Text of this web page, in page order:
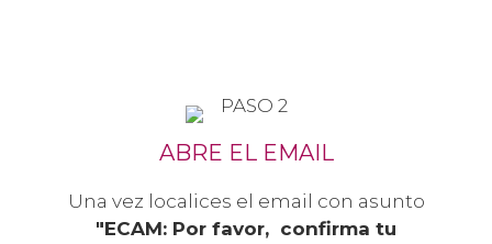
ABRE EL EMAIL
Una vez localices el email con asunto
"ECAM: Por favor, confirma tu